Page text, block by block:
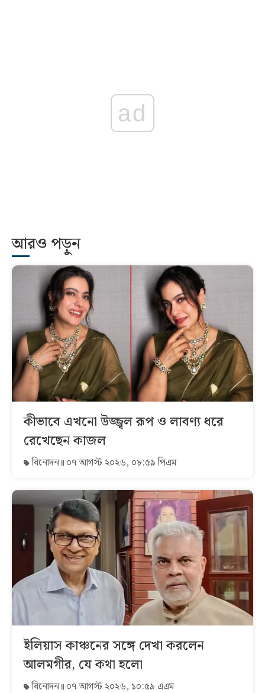
ad
আরও পড়ুন
কীভাবে এখনো উজ্জ্বল রূপ ও লাবণ্য ধরে
রেখেছেন কাজল
বিনোদন ০৭ আগস্ট ২০২৬, ০৮:৫৯ পিএম
ইলিয়াস কাঞ্চনের সঙ্গে দেখা করলেন
আলমগীর, যে কথা হলো
বিনোদন ০৭ আগস্ট ২০২৬, ১০:৫৯ এএম